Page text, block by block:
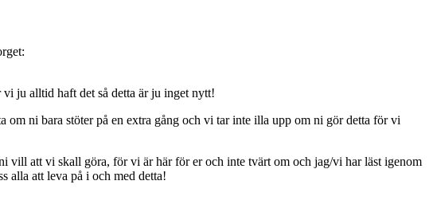
ju alltid haft det så detta är ju inget nytt!
ni bara stöter på en extra gång och vi tar inte illa upp om ni gör detta för vi
vill att vi skall göra, för vi är här för er och inte tvärt om och jag/vi har läst igenom
alla att leva på i och med detta!